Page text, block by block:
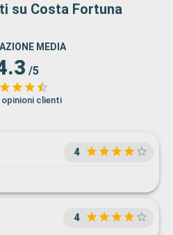
su Costa Fortuna
MEDIA
/5
opinioni clienti
4
4